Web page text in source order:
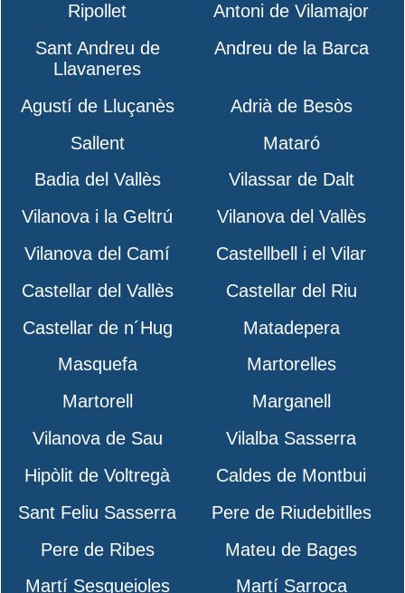
Ripollet
Antoni de Vilamajor
Sant Andreu de
Llavaneres
Andreu de la Barca
Agustí de Lluçanès
Adrià de Besòs
Sallent
Mataró
Badia del Vallès
Vilassar de Dalt
Vilanova i la Geltrú
Vilanova del Vallès
Vilanova del Camí
Castellbell i el Vilar
Castellar del Vallès
Castellar del Riu
Castellar de n´Hug
Matadepera
Masquefa
Martorelles
Martorell
Marganell
Vilanova de Sau
Vilalba Sasserra
Hipòlit de Voltregà
Caldes de Montbui
Sant Feliu Sasserra
Pere de Riudebitlles
Pere de Ribes
Mateu de Bages
Martí Sesgueioles
Martí Sarroca